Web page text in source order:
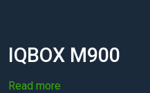
IQBOX M900
Read more